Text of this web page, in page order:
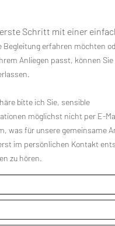
Schritt mit einer
Begleitung erfahren möchten
Anliegen passt, können
bitte ich Sie, sensible
möglichst nicht per E-
was für unsere gemeinsame
im persönlichen Kontakt
zu hören.